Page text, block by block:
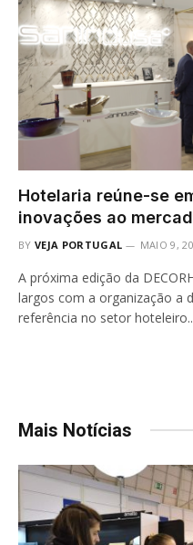
Hotelaria reúne-se
inovações ao
BY VEJA PORTUGAL MAIO 9,
A próxima edição da
largos com a organização a
referência no setor
Mais Notícias